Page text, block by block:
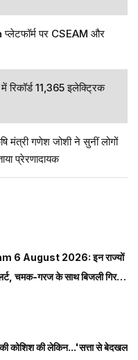
प्लेटफॉर्म पर CSEAM और
रिकॉर्ड 11,365 इलेक्ट्रिक
गणेश जोशी ने सुनीं लोगों
प्रेरणादायक
6 August 2026: इन राज्यों
चमक-गरज के साथ बिजली गिरने
कोशिश की लेकिन...'सत्ता से बेदखल